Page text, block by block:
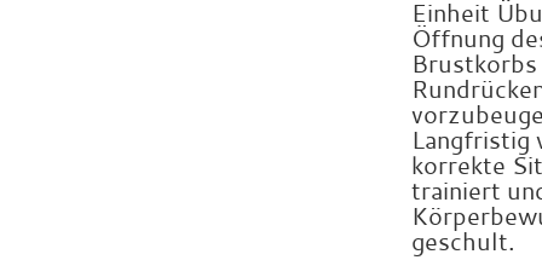
Einheit
Öffnung
Brustkorbs
Langfristig
korrekte
trainiert
geschult.